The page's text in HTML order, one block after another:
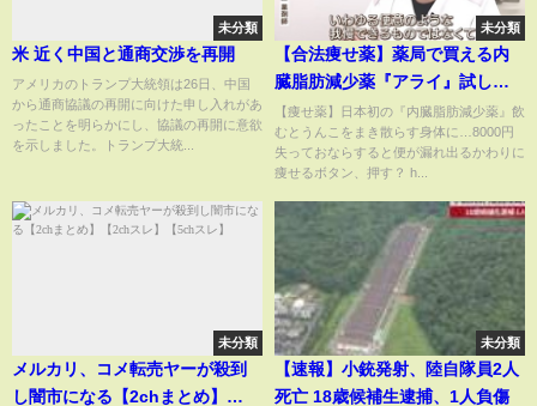
未分類
米 近く中国と通商交渉を再開
アメリカのトランプ大統領は26日、中国
から通商協議の再開に向けた申し入れがあ
ったことを明らかにし、協議の再開に意欲
を示しました。トランプ大統...
未分類
【合法痩せ薬】薬局で買える内
臓脂肪減少薬『アライ』試しに
飲んだ結果・・・
【痩せ薬】日本初の『内臓脂肪減少薬』飲
むとうんこをまき散らす身体に…8000円
失っておならすると便が漏れ出るかわりに
痩せるボタン、押す？ h...
未分類
メルカリ、コメ転売ヤーが殺到
し闇市になる【2chまとめ】
未分類
【速報】小銃発射、陸自隊員2人
死亡 18歳候補生逮捕、1人負傷